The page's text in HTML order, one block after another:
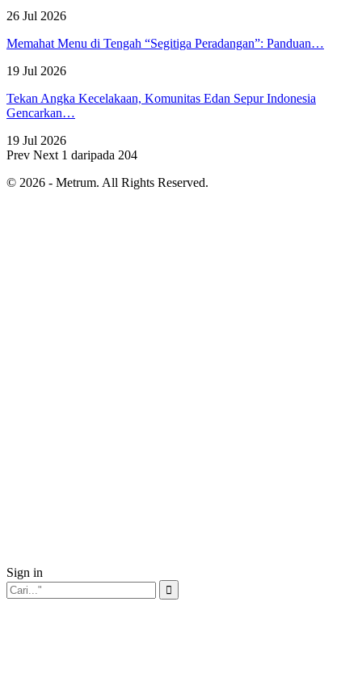
26 Jul 2026
Memahat Menu di Tengah “Segitiga Peradangan”: Panduan…
19 Jul 2026
Tekan Angka Kecelakaan, Komunitas Edan Sepur Indonesia
Gencarkan…
19 Jul 2026
Prev Next 1 daripada 204
© 2026 - Metrum. All Rights Reserved.
Sign in